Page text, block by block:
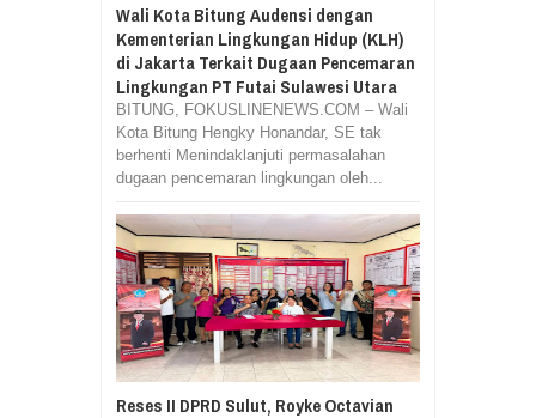
Wali Kota Bitung Audensi dengan
Kementerian Lingkungan Hidup (KLH)
di Jakarta Terkait Dugaan Pencemaran
Lingkungan PT Futai Sulawesi Utara
BITUNG, FOKUSLINENEWS.COM – Wali
Kota Bitung Hengky Honandar, SE tak
berhenti Menindaklanjuti permasalahan
dugaan pencemaran lingkungan oleh...
Reses II DPRD Sulut, Royke Octavian